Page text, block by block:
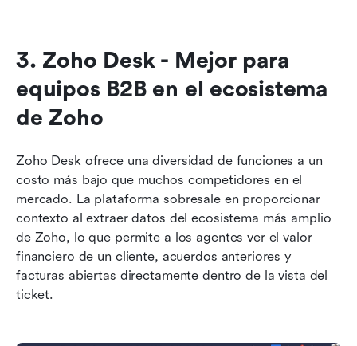
3. Zoho Desk - Mejor para
equipos B2B en el ecosistema
de Zoho
Zoho Desk ofrece una diversidad de funciones a un
costo más bajo que muchos competidores en el
mercado. La plataforma sobresale en proporcionar
contexto al extraer datos del ecosistema más amplio
de Zoho, lo que permite a los agentes ver el valor
financiero de un cliente, acuerdos anteriores y
facturas abiertas directamente dentro de la vista del
ticket.